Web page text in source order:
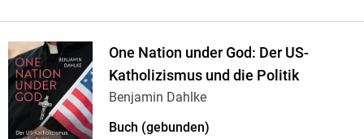
One Nation under God: Der US-
Katholizismus und die Politik
Benjamin Dahlke
Buch (gebunden)